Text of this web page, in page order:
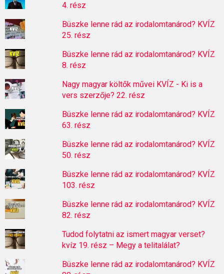
4. rész
Büszke lenne rád az irodalomtanárod? KVÍZ
25. rész
Büszke lenne rád az irodalomtanárod? KVÍZ
8. rész
Nagy magyar költők művei KVÍZ - Ki is a
vers szerzője? 22. rész
Büszke lenne rád az irodalomtanárod? KVÍZ
63. rész
Büszke lenne rád az irodalomtanárod? KVÍZ
50. rész
Büszke lenne rád az irodalomtanárod? KVÍZ
103. rész
Büszke lenne rád az irodalomtanárod? KVÍZ
82. rész
Tudod folytatni az ismert magyar verset?
kvíz 19. rész – Megy a telitalálat?
Büszke lenne rád az irodalomtanárod? KVÍZ